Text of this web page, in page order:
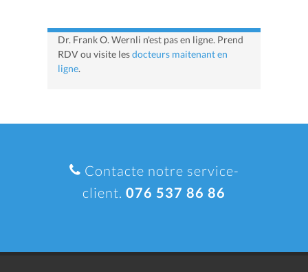
Dr. Frank O. Wernli n'est pas en ligne. Prend
RDV ou visite lesdocteurs maitenant en
ligne.
Contacte notre service-
client. 076 537 86 86